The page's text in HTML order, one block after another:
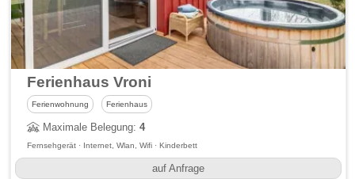
Ferienhaus Vroni
Ferienwohnung Ferienhaus
Maximale Belegung:4
Fernsehgerät · Internet, Wlan, Wifi · Kinderbett
auf Anfrage